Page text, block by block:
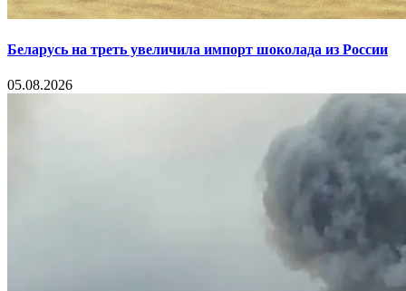
Беларусь на треть увеличила импорт шоколада из России
05.08.2026